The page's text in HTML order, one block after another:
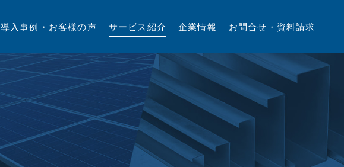
導入事例・お客様の声 サービス紹介 企業情報 お問合せ・資料請求